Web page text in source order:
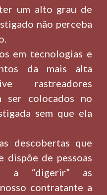
um alto grau de
não perceba
em tecnologias e
da mais alta
rastreadores
ser colocados no
sem que ela
descobertas que
dispõe de pessoas
a “digerir” as
contratante a